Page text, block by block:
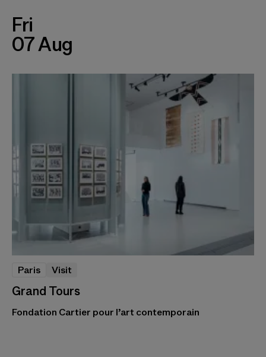
Fri
07 Aug
Grand Tours
Paris Visit
Fondation Cartier pour l’art contemporain